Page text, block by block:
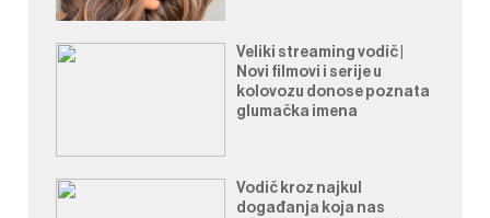
Veliki streaming vodič |
Novi filmovi i serije u
kolovozu donose poznata
glumačka imena
Vodič kroz najkul
događanja koja nas